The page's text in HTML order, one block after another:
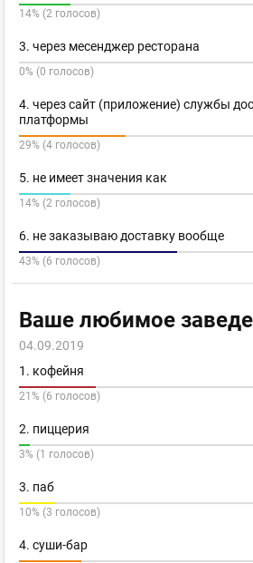
14% (2 голосов)
3. через месенджер ресторана
0% (0 голосов)
4. через сайт (приложение) службы
платформы
29% (4 голосов)
5. не имеет значения как
14% (2 голосов)
6. не заказываю доставку вообще
43% (6 голосов)
Ваше любимое
04.09.2019
1. кофейня
21% (6 голосов)
2. пиццерия
3% (1 голосов)
3. паб
10% (3 голосов)
4. суши-бар